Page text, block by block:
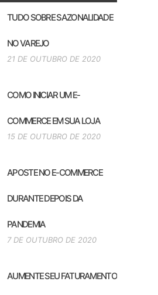
TUDO SOBRE SAZONALIDADE
NO VAREJO
21 DE OUTUBRO DE 2020
COMO INICIAR UM E-
COMMERCE EM SUA LOJA
15 DE OUTUBRO DE 2020
APOSTE NO E-COMMERCE
DURANTE DEPOIS DA
PANDEMIA
7 DE OUTUBRO DE 2020
AUMENTE SEU FATURAMENTO